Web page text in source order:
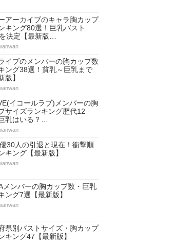
アーカイブのキャラ胸カップ
キング80選！巨乳バスト
決定【最新版…
イブのメンバーの胸カップ数
ング38選！貧乳～巨乳まで
版】
イコールラブ)メンバーの胸
サイズランキング歴代12
乳はいる？…
30人の引退と現在！衝撃順
キング【最新版】
メンバーの胸カップ数・巨乳
ング7選【最新版】
県別バストサイズ・胸カップ
キング47【最新版】